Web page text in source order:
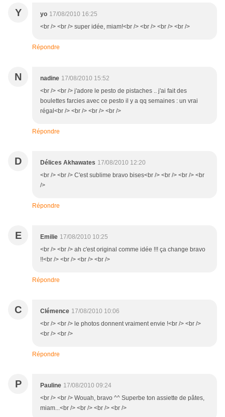
Y yo 17/08/2010 16:25
<br /> <br /> super idée, miam!<br /> <br /> <br /> <br />
Répondre
N nadine 17/08/2010 15:52
<br /> <br /> j'adore le pesto de pistaches .. j'ai fait des
boulettes farcies avec ce pesto il y a qq semaines : un vrai
régal<br /> <br /> <br /> <br />
Répondre
D Délices Akhawates 17/08/2010 12:20
<br /> <br /> C'est sublime bravo bises<br /> <br /> <br /> <br
/>
Répondre
E Emilie 17/08/2010 10:25
<br /> <br /> ah c'est original comme idée !!! ça change bravo
!!<br /> <br /> <br /> <br />
Répondre
C Clémence 17/08/2010 10:06
<br /> <br /> le photos donnent vraiment envie !<br /> <br />
<br /> <br />
Répondre
P Pauline 17/08/2010 09:24
<br /> <br /> Wouah, bravo ^^ Superbe ton assiette de pâtes,
miam...<br /> <br /> <br /> <br />